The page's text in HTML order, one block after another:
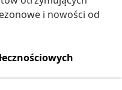
i nowości od